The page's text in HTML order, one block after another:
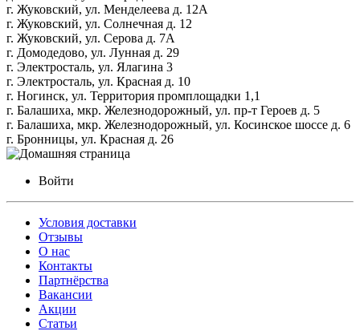
г. Жуковский, ул. Менделеева д. 12А
г. Жуковский, ул. Солнечная д. 12
г. Жуковский, ул. Серова д. 7А
г. Домодедово, ул. Лунная д. 29
г. Электросталь, ул. Ялагина 3
г. Электросталь, ул. Красная д. 10
г. Ногинск, ул. Территория промплощадки 1,1
г. Балашиха, мкр. Железнодорожный, ул. пр-т Героев д. 5
г. Балашиха, мкр. Железнодорожный, ул. Косинское шоссе д. 6
г. Бронницы, ул. Красная д. 26
Войти
Условия доставки
Отзывы
О нас
Контакты
Партнёрства
Вакансии
Акции
Статьи